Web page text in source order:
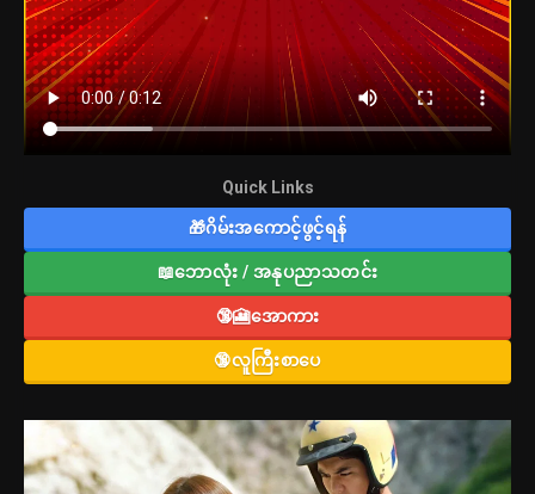
Quick Links
🎁ဂိမ်းအကောင့်ဖွင့်ရန်
📖ဘောလုံး / အနုပညာသတင်း
🔞🎦အောကား
🔞လူကြီးစာပေ